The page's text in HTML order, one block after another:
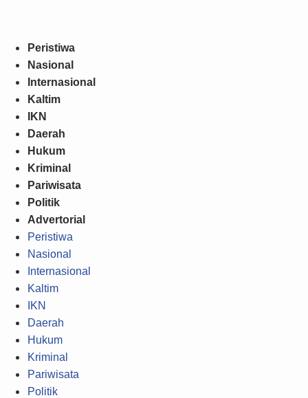
Peristiwa
Nasional
Internasional
Kaltim
IKN
Daerah
Hukum
Kriminal
Pariwisata
Politik
Advertorial
Peristiwa
Nasional
Internasional
Kaltim
IKN
Daerah
Hukum
Kriminal
Pariwisata
Politik